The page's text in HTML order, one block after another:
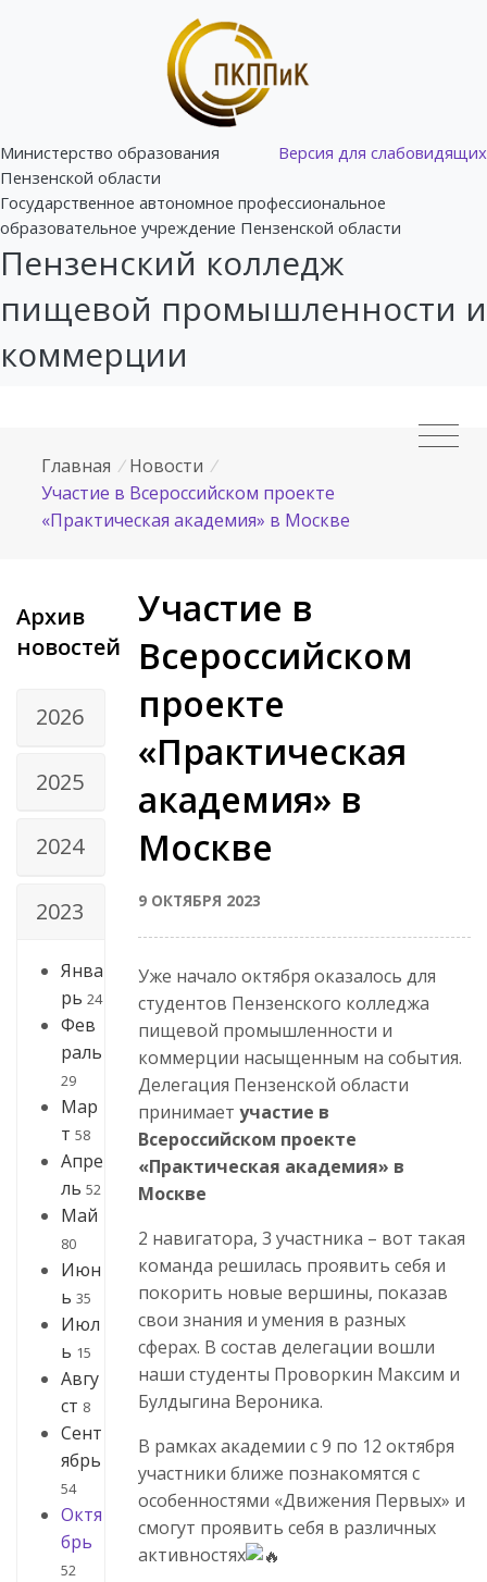
Версия для слабовидящих
Министерство образования
Пензенской области
Государственное автономное профессиональное
образовательное учреждение Пензенской области
Пензенский колледж
пищевой промышленности и
коммерции
Главная / Новости /
Участие в Всероссийском проекте
«Практическая академия» в Москве
Архив
новостей
2026
2025
2024
2023
Янва
рь 24
Фев
раль
29
Мар
т 58
Апре
ль 52
Май
80
Июн
ь 35
Июл
ь 15
Авгу
ст 8
Сент
ябрь
54
Октя
брь
52
Участие в
Всероссийском
проекте
«Практическая
академия» в
Москве
9 ОКТЯБРЯ 2023
Уже начало октября оказалось для
студентов Пензенского колледжа
пищевой промышленности и
коммерции насыщенным на события.
Делегация Пензенской области
принимает участие в
Всероссийском проекте
«Практическая академия» в
Москве
‍2 навигатора, 3 участника – вот такая
команда решилась проявить себя и
покорить новые вершины, показав
свои знания и умения в разных
сферах. В состав делегации вошли
наши студенты Проворкин Максим и
Булдыгина Вероника.
В рамках академии с 9 по 12 октября
участники ближе познакомятся с
особенностями «Движения Первых» и
смогут проявить себя в различных
активностях